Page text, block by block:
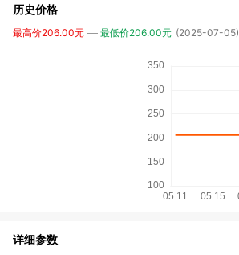
历史价格
最高价206.00元 最低价206.00元 (2025-07-05)
详细参数